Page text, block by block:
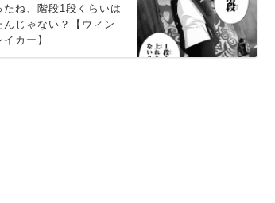
たね、階段1段くらいは
んじゃない？【ウィン
イカー】